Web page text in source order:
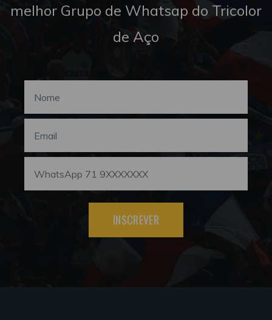
melhor Grupo de Whatsap do Tricolor
de Aço
INSCREVER